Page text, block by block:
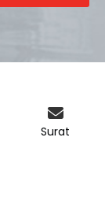
Surat